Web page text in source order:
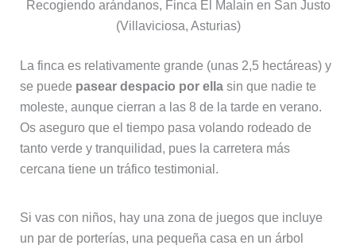
Recogiendo arándanos, Finca El Malain en San Justo
(Villaviciosa, Asturias)
La finca es relativamente grande (unas 2,5 hectáreas) y
se puede pasear despacio por ellasin que nadie te
moleste, aunque cierran a las 8 de la tarde en verano.
Os aseguro que el tiempo pasa volando rodeado de
tanto verde y tranquilidad, pues la carretera más
cercana tiene un tráfico testimonial.
Si vas con niños, hay una zona de juegos que incluye
un par de porterías, una pequeña casa en un árbol